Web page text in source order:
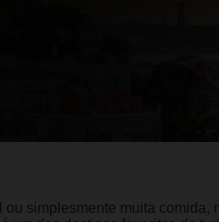
ou simplesmente muita